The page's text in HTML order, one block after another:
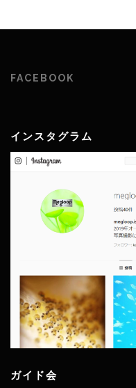
FACEBOOK
インスタグラム
ガイド会